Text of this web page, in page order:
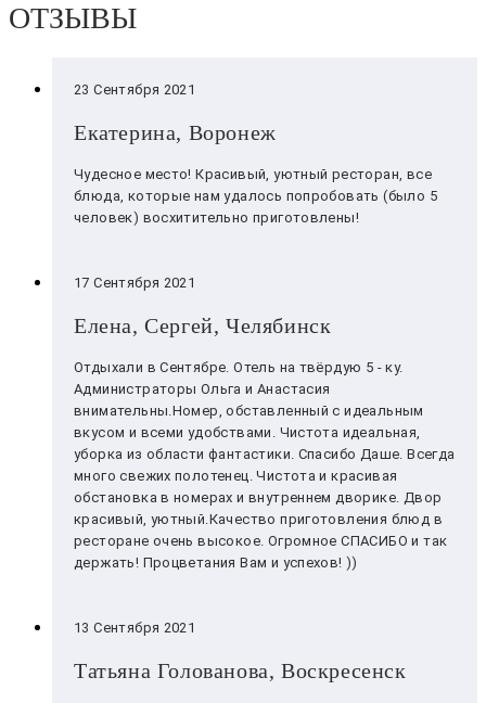
ОТЗЫВЫ
23 Сентября 2021
Екатерина, Воронеж
Чудесное место! Красивый, уютный ресторан, все
блюда, которые нам удалось попробовать (было 5
человек) восхитительно приготовлены!
17 Сентября 2021
Елена, Сергей, Челябинск
Отдыхали в Сентябре. Отель на твёрдую 5 - ку.
Администраторы Ольга и Анастасия
внимательны.Номер, обставленный с идеальным
вкусом и всеми удобствами. Чистота идеальная,
уборка из области фантастики. Спасибо Даше. Всегда
много свежих полотенец. Чистота и красивая
обстановка в номерах и внутреннем дворике. Двор
красивый, уютный.Качество приготовления блюд в
ресторане очень высокое. Огромное СПАСИБО и так
держать! Процветания Вам и успехов! ))
13 Сентября 2021
Татьяна Голованова, Воскресенск